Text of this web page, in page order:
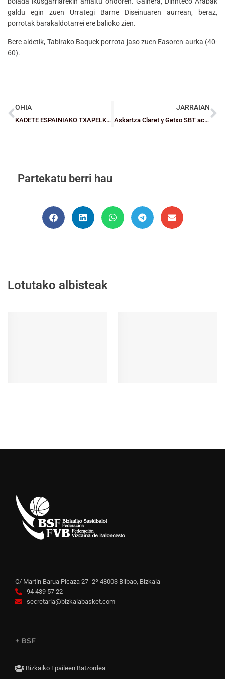
galdu egin zuen Urrategi Barne Diseinuaren aurrean, beraz,
porrotak barakaldotarrei ere balioko zien.
Bere aldetik, Tabirako Baquek porrota jaso zuen Easoren aurka (40-
60).
OHIA
KADETE ESPAINIAKO TXAPELKETA: Porrot bikoitza bigarren jardunaldia
JARRAIAN
Askartza Claret y Getxo SBT acarician los ascensos a EBA y Primera Nacional Femenina, respectivamente pero caen en la final
Partekatu berri hau
Lotutako albisteak
C/ Martín Barua Picaza 27- 2º 48003 Bilbao, Bizkaia
94 439 57 22
secretaria@bizkaiabasket.com
+ BSF
Bizkaiko Epaileen Batzordea